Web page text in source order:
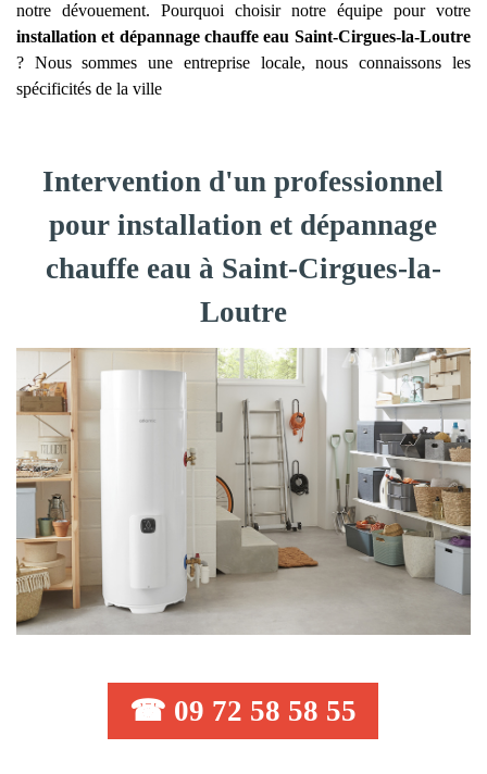
notre dévouement. Pourquoi choisir notre équipe pour votre
installation et dépannage chauffe eau Saint-Cirgues-la-Loutre
? Nous sommes une entreprise locale, nous connaissons les
spécificités de la ville
Intervention d'un professionnel
pour installation et dépannage
chauffe eau à Saint-Cirgues-la-
Loutre
☎ 09 72 58 58 55